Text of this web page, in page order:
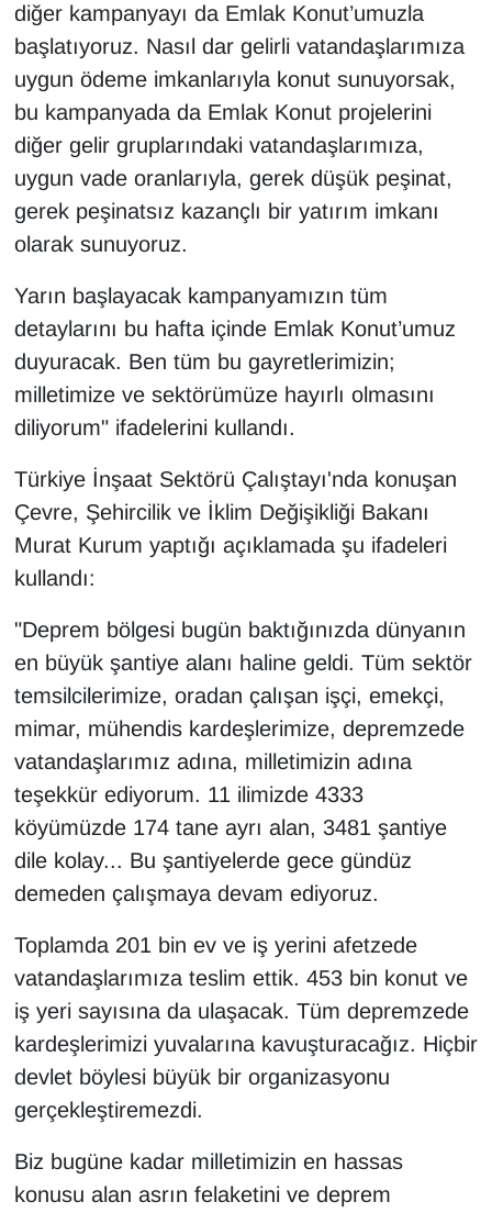
diğer kampanyayı da Emlak Konut’umuzla
başlatıyoruz. Nasıl dar gelirli vatandaşlarımıza
uygun ödeme imkanlarıyla konut sunuyorsak,
bu kampanyada da Emlak Konut projelerini
diğer gelir gruplarındaki vatandaşlarımıza,
uygun vade oranlarıyla, gerek düşük peşinat,
gerek peşinatsız kazançlı bir yatırım imkanı
olarak sunuyoruz.
Yarın başlayacak kampanyamızın tüm
detaylarını bu hafta içinde Emlak Konut’umuz
duyuracak. Ben tüm bu gayretlerimizin;
milletimize ve sektörümüze hayırlı olmasını
diliyorum" ifadelerini kullandı.
Türkiye İnşaat Sektörü Çalıştayı'nda konuşan
Çevre, Şehircilik ve İklim Değişikliği Bakanı
Murat Kurum yaptığı açıklamada şu ifadeleri
kullandı:
"Deprem bölgesi bugün baktığınızda dünyanın
en büyük şantiye alanı haline geldi. Tüm sektör
temsilcilerimize, oradan çalışan işçi, emekçi,
mimar, mühendis kardeşlerimize, depremzede
vatandaşlarımız adına, milletimizin adına
teşekkür ediyorum. 11 ilimizde 4333
köyümüzde 174 tane ayrı alan, 3481 şantiye
dile kolay... Bu şantiyelerde gece gündüz
demeden çalışmaya devam ediyoruz.
Toplamda 201 bin ev ve iş yerini afetzede
vatandaşlarımıza teslim ettik. 453 bin konut ve
iş yeri sayısına da ulaşacak. Tüm depremzede
kardeşlerimizi yuvalarına kavuşturacağız. Hiçbir
devlet böylesi büyük bir organizasyonu
gerçekleştiremezdi.
Biz bugüne kadar milletimizin en hassas
konusu alan asrın felaketini ve deprem
Resmi İlanlar
RÖPORTAJ
SAĞLIK
Seri İlan
Sinema - TV
SİYASET
SPOR
TEBRİK
TEKNOLOJİ
Turizm
VAN'DA SPOR
Vasıta
YAŞAM
YEREL